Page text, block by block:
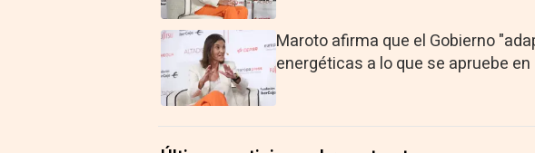
Maroto afirma que el Gobierno
energéticas a lo que se apruebe